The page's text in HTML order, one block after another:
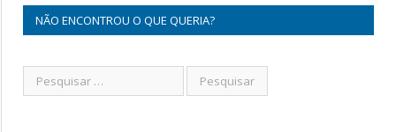
NÃO ENCONTROU O QUE QUERIA?